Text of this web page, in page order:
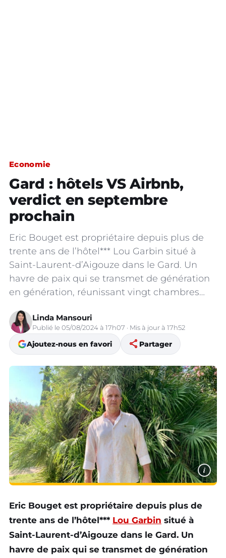
Economie
Gard : hôtels VS Airbnb,
verdict en septembre
prochain
Eric Bouget est propriétaire depuis plus de
trente ans de l’hôtel*** Lou Garbin situé à
Saint-Laurent-d’Aigouze dans le Gard. Un
havre de paix qui se transmet de génération
en génération, réunissant vingt chambres…
Linda Mansouri
Publié le 05/08/2024 à 17h07 · Mis à jour à 17h52
Ajoutez-nous en favori share Partager
i
Eric Bouget est propriétaire depuis plus de
trente ans de l’hôtel*** Lou Garbin situé à
Saint-Laurent-d’Aigouze dans le Gard. Un
havre de paix qui se transmet de génération